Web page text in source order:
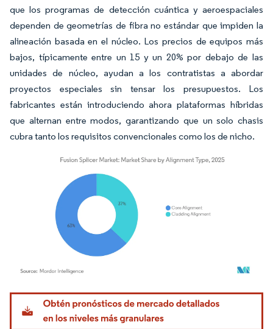
que los programas de detección cuántica y aeroespaciales
dependen de geometrías de fibra no estándar que impiden la
alineación basada en el núcleo. Los precios de equipos más
bajos, típicamente entre un 15 y un 20% por debajo de las
unidades de núcleo, ayudan a los contratistas a abordar
proyectos especiales sin tensar los presupuestos. Los
fabricantes están introduciendo ahora plataformas híbridas
que alternan entre modos, garantizando que un solo chasis
cubra tanto los requisitos convencionales como los de nicho.
Imagen © Mordor Intelligence. El uso requiere atribución según CC BY 4.0.